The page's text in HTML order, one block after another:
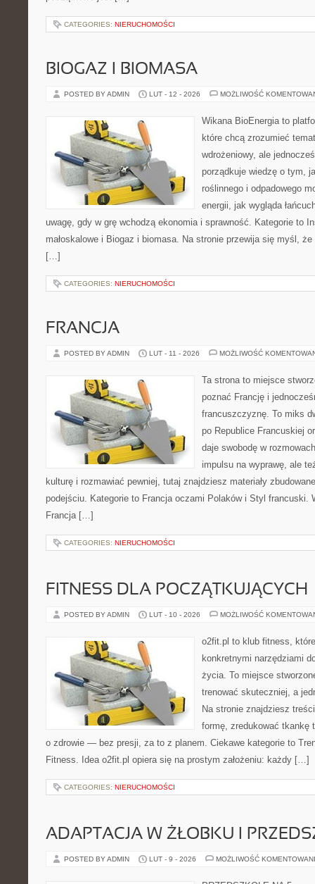
CATEGORIES: NIERUCHOMOŚCI
BIOGAZ I BIOMASA
POSTED BY ADMIN LUT - 12 - 2026 MOŻLIWOŚĆ
Wikana BioEnergia to
które chcą zrozumieć
wdrożeniowy, ale
porządkuje wiedzę o tym,
roślinnego i odpadowego
energii, jak wygląda
uwagę, gdy w grę wchodzą ekonomia i sprawność. Kategorie to
małoskalowe i Biogaz i biomasa. Na stronie przewija się myśl,
[…]
CATEGORIES: NIERUCHOMOŚCI
FRANCJA
POSTED BY ADMIN LUT - 11 - 2026 MOŻLIWOŚĆ
Ta strona to miejsce
poznać Francję i
francuszczyznę. To miks
po Republice Francuskiej
daje swobodę w
impulsu na wyprawę, ale
kulturę i rozmawiać pewniej, tutaj znajdziesz materiały
podejściu. Kategorie to Francja oczami Polaków i Styl francuski.
Francja […]
CATEGORIES: NIERUCHOMOŚCI
FITNESS DLA POCZĄTKUJĄCYCH
POSTED BY ADMIN LUT - 10 - 2026 MOŻLIWOŚĆ
o2fit.pl to klub fitness,
konkretnymi narzędziami
życia. To miejsce
trenować skuteczniej, a
Na stronie znajdziesz
formę, zredukować tkankę
o zdrowie — bez presji, za to z planem. Ciekawe kategorie to
Fitness. Idea o2fit.pl opiera się na prostym założeniu: każdy […]
CATEGORIES: NIERUCHOMOŚCI
ADAPTACJA W ŻŁOBKU I
POSTED BY ADMIN LUT - 9 - 2026 MOŻLIWOŚĆ